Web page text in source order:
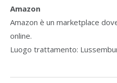
Amazon
Amazon è un marketplace
online.
Luogo trattamento: